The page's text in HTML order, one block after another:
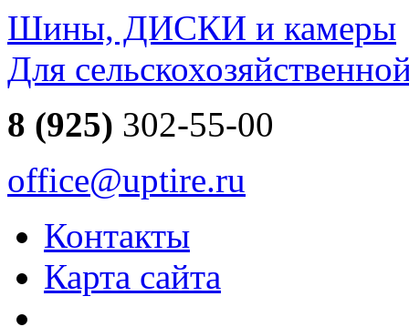
Шины, ДИСКИ и камеры
Для
8 (925) 302-55-00
office@uptire.ru
Контакты
Карта сайта